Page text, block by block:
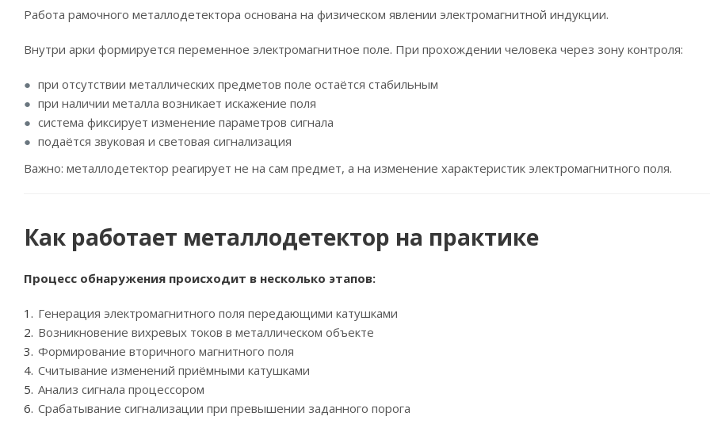
Работа рамочного металлодетектора основана на физическом явлении электромагнитной индукции.
Внутри арки формируется переменное электромагнитное поле. При прохождении человека через зону контроля:
при отсутствии металлических предметов поле остаётся стабильным
при наличии металла возникает искажение поля
система фиксирует изменение параметров сигнала
подаётся звуковая и световая сигнализация
Важно: металлодетектор реагирует не на сам предмет, а на изменение характеристик электромагнитного поля.
Как работает металлодетектор на практике
Процесс обнаружения происходит в несколько этапов:
Генерация электромагнитного поля передающими катушками
Возникновение вихревых токов в металлическом объекте
Формирование вторичного магнитного поля
Считывание изменений приёмными катушками
Анализ сигнала процессором
Срабатывание сигнализации при превышении заданного порога